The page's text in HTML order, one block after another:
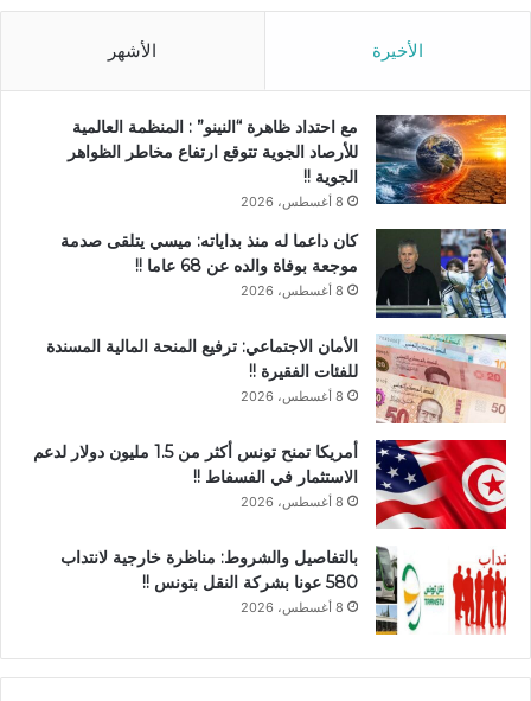
الأخيرة الأشهر
مع احتداد ظاهرة “النينو” : المنظمة العالمية
للأرصاد الجوية تتوقع ارتفاع مخاطر الظواهر
الجوية !!
8 أغسطس، 2026
كان داعما له منذ بداياته: ميسي يتلقى صدمة
موجعة بوفاة والده عن 68 عاما !!
8 أغسطس، 2026
الأمان الاجتماعي: ترفيع المنحة المالية المسندة
للفئات الفقيرة !!
8 أغسطس، 2026
أمريكا تمنح تونس أكثر من 1.5 مليون دولار لدعم
الاستثمار في الفسفاط !!
8 أغسطس، 2026
بالتفاصيل والشروط: مناظرة خارجية لانتداب
580 عونا بشركة النقل بتونس !!
8 أغسطس، 2026